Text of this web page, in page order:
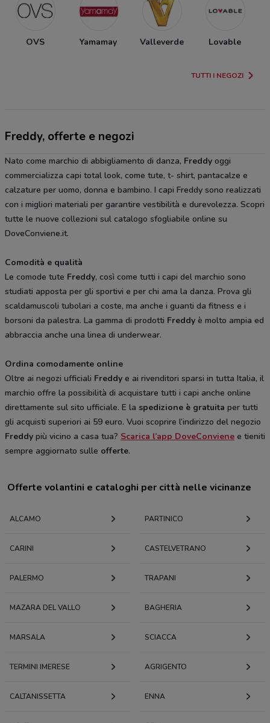
OVS Yamamay Valleverde Lovable
TUTTI I NEGOZI
Freddy, offerte e negozi
Nato come marchio di abbigliamento di danza, Freddy oggi
commercializza capi total look, come tute, t- shirt, pantacalze e
calzature per uomo, donna e bambino. I capi Freddy sono realizzati
con i migliori materiali per garantire vestibilità e durevolezza. Scopri
tutte le nuove collezioni sul catalogo sfogliabile online su
DoveConviene.it.
Comodità e qualità
Le comode tute Freddy, così come tutti i capi del marchio sono
studiati apposta per gli sportivi e per chi ama la danza. Prova gli
scaldamuscoli tubolari a coste, ma anche i guanti da fitness e i
borsoni da palestra. La gamma di prodotti Freddy è molto ampia ed
abbraccia anche una linea di underwear.
Ordina comodamente online
Oltre ai negozi ufficiali Freddy e ai rivenditori sparsi in tutta Italia, il
marchio offre la possibilità di acquistare tutti i capi anche online
direttamente sul sito ufficiale. E la spedizione è gratuita per tutti
gli acquisti superiori ai 59 euro. Vuoi scoprire l’indirizzo del negozio
Freddy più vicino a casa tua? Scarica l’app DoveConviene e tieniti
sempre aggiornato sulle offerte.
Offerte volantini e cataloghi per città nelle vicinanze
ALCAMO PARTINICO
CARINI CASTELVETRANO
PALERMO TRAPANI
MAZARA DEL VALLO BAGHERIA
MARSALA SCIACCA
TERMINI IMERESE AGRIGENTO
CALTANISSETTA ENNA